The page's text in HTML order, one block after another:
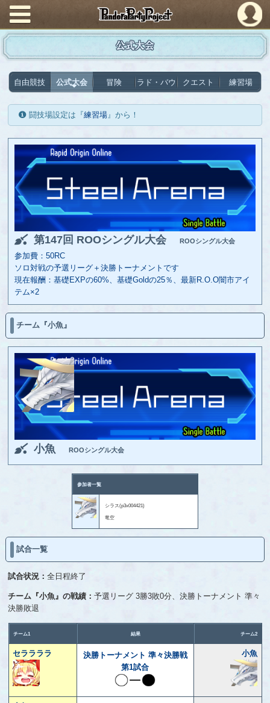
PandoraPartyProject
公式大会
自由競技 公式大会 冒険 ラド・バウ クエスト 練習場
闘技場設定は『練習場』から！
第147回 ROOシングル大会 ROOシングル大会
参加費：50RC
ソロ対戦の予選リーグ＋決勝トーナメントです
現在報酬：基礎EXPの60%、基礎Goldの25％、最新R.O.O闇市アイ
テム×2
チーム『小魚』
小魚 ROOシングル大会
参加者一覧
シラス(p3x004421)
竜空
試合一覧
試合状況：全日程終了
チーム『小魚』の戦績：予選リーグ 3勝3敗0分、決勝トーナメント 準々
決勝敗退
チーム1 結果 チーム2
セララララ
決勝トーナメント 準々決勝戦
第1試合
小魚